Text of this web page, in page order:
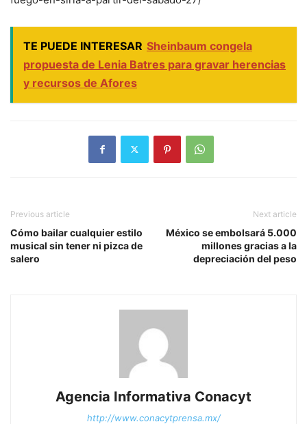
TE PUEDE INTERESAR Sheinbaum congela
propuesta de Lenia Batres para gravar herencias
y recursos de Afores
Previous article
Cómo bailar cualquier estilo
musical sin tener ni pizca de
salero
Next article
México se embolsará 5.000
millones gracias a la
depreciación del peso
Agencia Informativa Conacyt
http://www.conacytprensa.mx/